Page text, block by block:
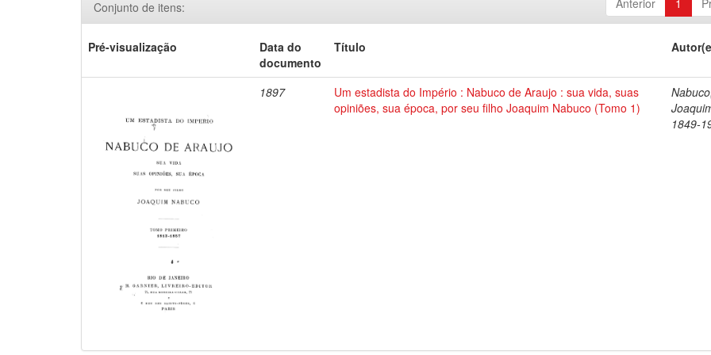
Anterior 1
Conjunto de itens:
Pré-visualização
Data do
documento
Título
1897
Um estadista do Império : Nabuco de Araujo : sua vida, suas
opiniões, sua época, por seu filho Joaquim Nabuco (Tomo 1)
Nabuco,
1849-